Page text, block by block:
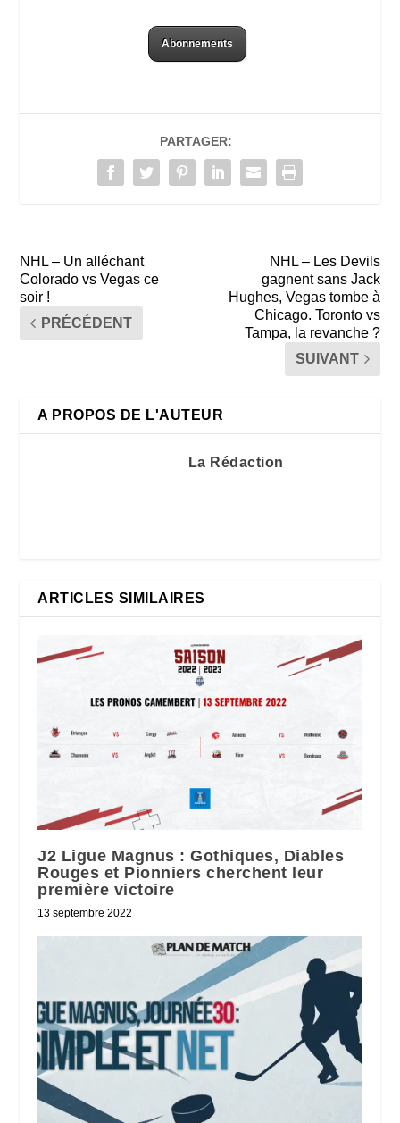
Abonnements
PARTAGER:
NHL – Un alléchant
Colorado vs Vegas ce
soir !
PRÉCÉDENT
NHL – Les Devils
gagnent sans Jack
Hughes, Vegas tombe à
Chicago. Toronto vs
Tampa, la revanche ?
SUIVANT
A PROPOS DE L'AUTEUR
La Rédaction
ARTICLES SIMILAIRES
J2 Ligue Magnus : Gothiques, Diables
Rouges et Pionniers cherchent leur
première victoire
13 septembre 2022